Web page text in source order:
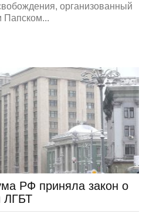
организованный
Папском...
РФ приняла закон о
ЛГБТ